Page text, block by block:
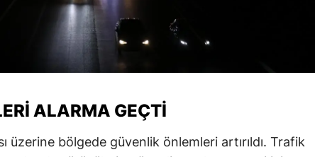
Hakkari
Hatay
Isparta
İstanbul
İzmir
ALARMA GEÇTI
üzerine bölgede güvenlik önlemleri artırıldı. Trafik